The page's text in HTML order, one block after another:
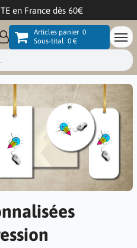
en France dès 60€
Articles panier 0
Sous-tital 0 €